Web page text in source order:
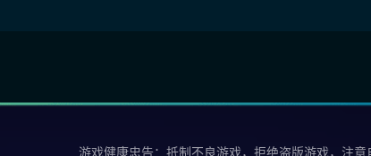
游戏健康忠告：抵制不良游戏，拒绝盗版游戏，注